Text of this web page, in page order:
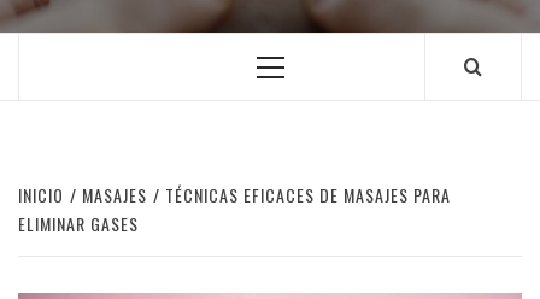
Menú
INICIO MASAJES
TÉCNICAS EFICACES DE MASAJES PARA
ELIMINAR GASES